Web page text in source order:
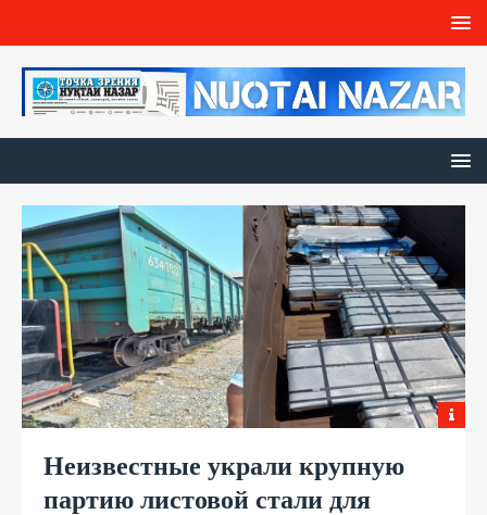
Неизвестные украли крупную
партию листовой стали для